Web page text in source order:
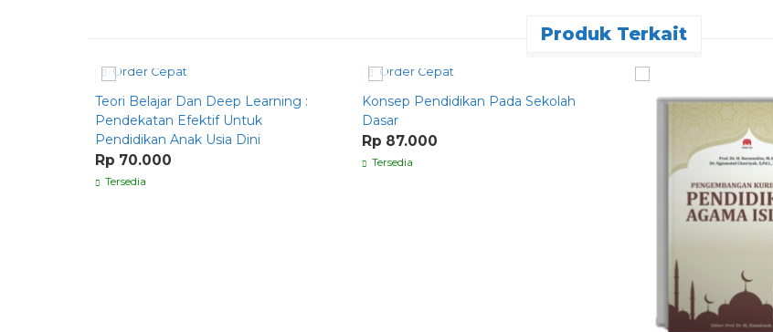
Produk Terkait
Order Cepat
Teori Belajar Dan Deep Learning :
Pendekatan Efektif Untuk
Pendidikan Anak Usia Dini
Rp 70.000
Tersedia
Order Cepat
Konsep Pendidikan Pada Sekolah
Dasar
Rp 87.000
Tersedia